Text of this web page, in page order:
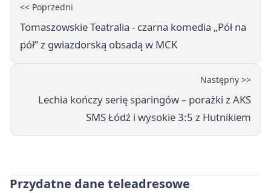
<< Poprzedni
Tomaszowskie Teatralia - czarna komedia „Pół na
pół” z gwiazdorską obsadą w MCK
Następny >>
Lechia kończy serię sparingów – porażki z AKS
SMS Łódź i wysokie 3:5 z Hutnikiem
Przydatne dane teleadresowe